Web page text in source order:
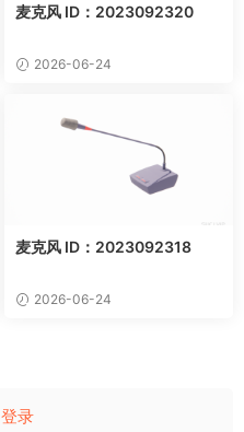
麦克风 ID：2023092320
2026-06-24
麦克风 ID：2023092318
2026-06-24
登录